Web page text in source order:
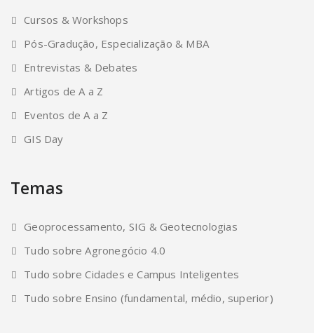
Cursos & Workshops
Pós-Gradução, Especialização & MBA
Entrevistas & Debates
Artigos de A a Z
Eventos de A a Z
GIS Day
Temas
Geoprocessamento, SIG & Geotecnologias
Tudo sobre Agronegócio 4.0
Tudo sobre Cidades e Campus Inteligentes
Tudo sobre Ensino (fundamental, médio, superior)